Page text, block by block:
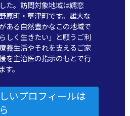
た。訪問対象地域は嬬恋
原町・草津町です。雄大な
ある自然豊かなこの地域で
らしく生きたい」と願うご利
養生活やそれを支えるご家
を主治医の指示のもとで行
す。
いプロフィールは